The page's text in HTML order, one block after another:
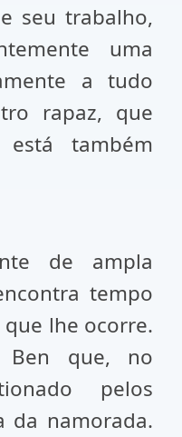
seu trabalho,
uma
a tudo
rapaz, que
também
de ampla
tempo
lhe ocorre.
Ben que, no
pelos
da namorada.